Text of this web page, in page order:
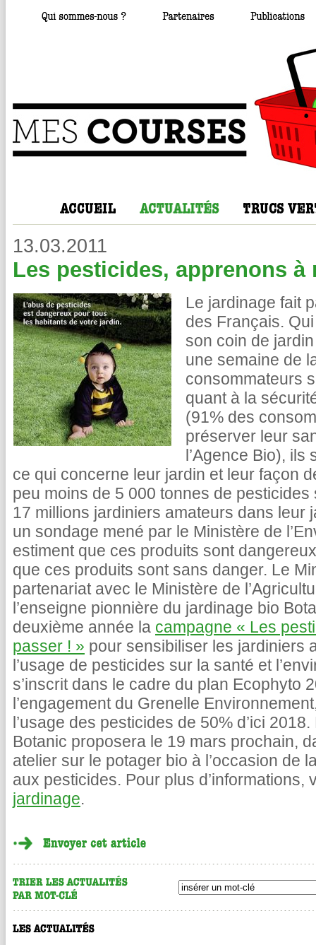
13.03.2011
Les pesticides, apprenons à
Le jardinage fait
des Français. Qui
son coin de
une semaine de
consommateurs
quant à la
(91% des
préserver leur
l’Agence Bio), ils
ce qui concerne leur jardin et leur façon
peu moins de 5 000 tonnes de
17 millions jardiniers amateurs dans leur
un sondage mené par le Ministère de
estiment que ces produits sont
que ces produits sont sans danger. Le
partenariat avec le Ministère de
l’enseigne pionnière du jardinage bio
deuxième année la campagne « Les
passer ! » pour sensibiliser les jardiniers
l’usage de pesticides sur la santé et
s’inscrit dans le cadre du plan Ecophyto
l’engagement du Grenelle
l’usage des pesticides de 50% d’ici
Botanic proposera le 19 mars prochain,
atelier sur le potager bio à l’occasion de
aux pesticides. Pour plus d’informations,
jardinage.